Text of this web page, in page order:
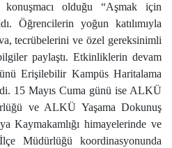
konuşmacı olduğu “Aşmak için
Öğrencilerin yoğun katılımıyla
tecrübelerini ve özel gereksinimli
paylaştı. Etkinliklerin devam
Erişilebilir Kampüs Haritalama
15 Mayıs Cuma günü ise ALKÜ
ve ALKÜ Yaşama Dokunuş
Kaymakamlığı himayelerinde ve
Müdürlüğü koordinasyonunda